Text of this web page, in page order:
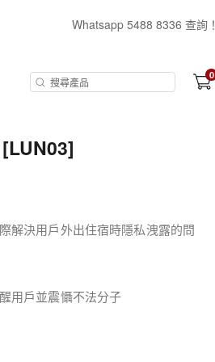
Whatsapp 5488 8336 查詢！
0
解決用戶外出住宿時隱私洩露的問
用戶並震懾不法分子